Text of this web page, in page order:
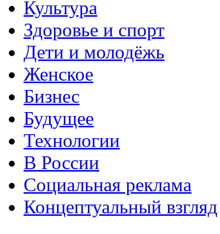
Культура
Здоровье и спорт
Дети и молодёжь
Женское
Бизнес
Будущее
Технологии
В России
Социальная реклама
Концептуальный взгляд